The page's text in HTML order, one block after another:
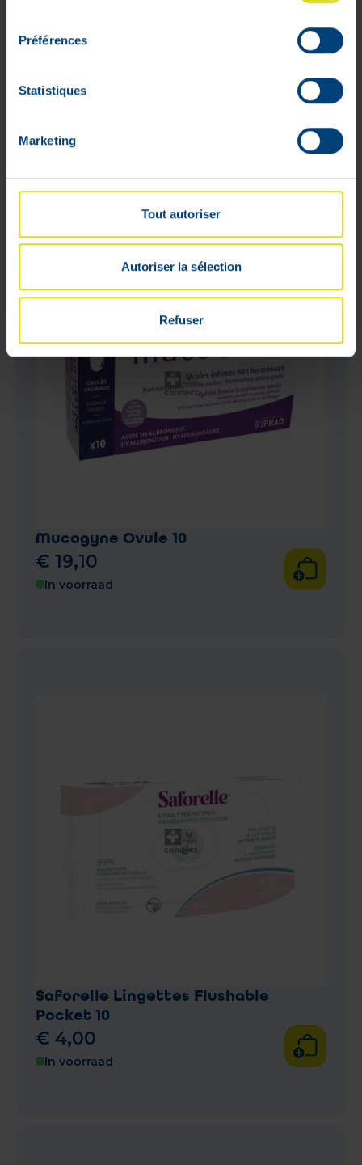
Préférences
Statistiques
Marketing
Tout autoriser
Autoriser la sélection
Refuser
Saforelle Zachte wasoplossing Eco
9
Mucogyne Ovule 10
€ 19,10
In voorraad
Saforelle Lingettes Flushable
Pocket 10
€ 4,00
In voorraad